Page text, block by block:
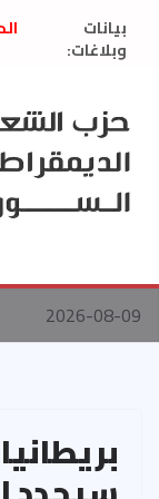
بيانات
وبلاغات:
2026-08-09